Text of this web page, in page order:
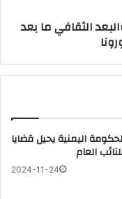
الثقافي ما بعد
اليمنية يحيل قضايا
العام
2024-11-24